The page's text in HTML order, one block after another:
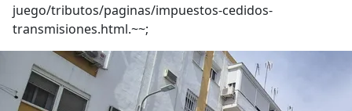
juego/tributos/paginas/impuestos-cedidos-
transmisiones.html.~~;